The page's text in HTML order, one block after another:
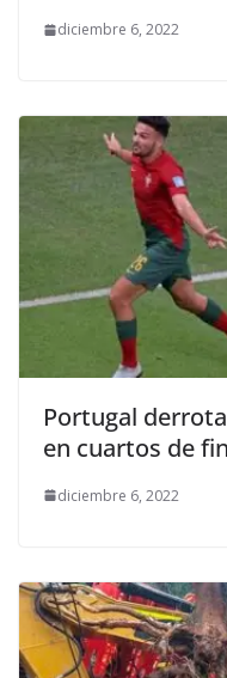
diciembre 6, 2022
Portugal derrota
en cuartos de
diciembre 6, 2022